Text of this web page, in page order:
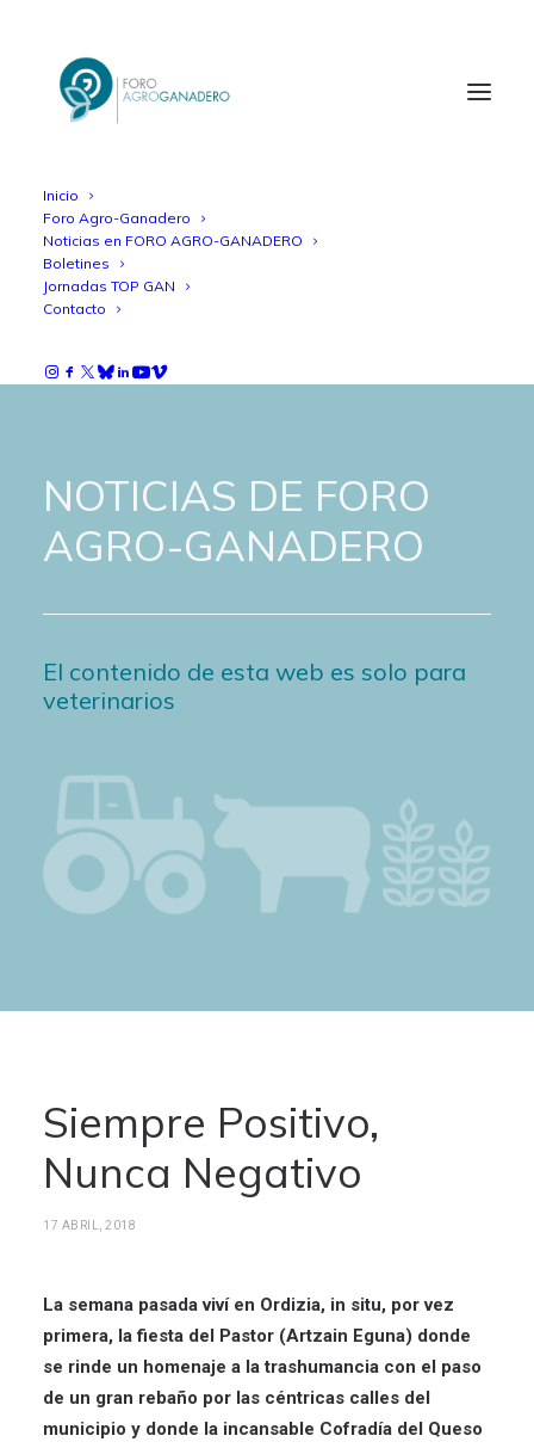
Inicio
Foro Agro-Ganadero
Noticias en FORO AGRO-GANADERO
Boletines
Jornadas TOP GAN
Contacto
NOTICIAS DE FORO
AGRO-GANADERO
El contenido de esta web es solo para
veterinarios
Siempre Positivo,
Nunca Negativo
17 ABRIL, 2018
La semana pasada viví en Ordizia, in situ, por vez
primera, la fiesta del Pastor (Artzain Eguna) donde
se rinde un homenaje a la trashumancia con el paso
de un gran rebaño por las céntricas calles del
municipio y donde la incansable Cofradía del Queso